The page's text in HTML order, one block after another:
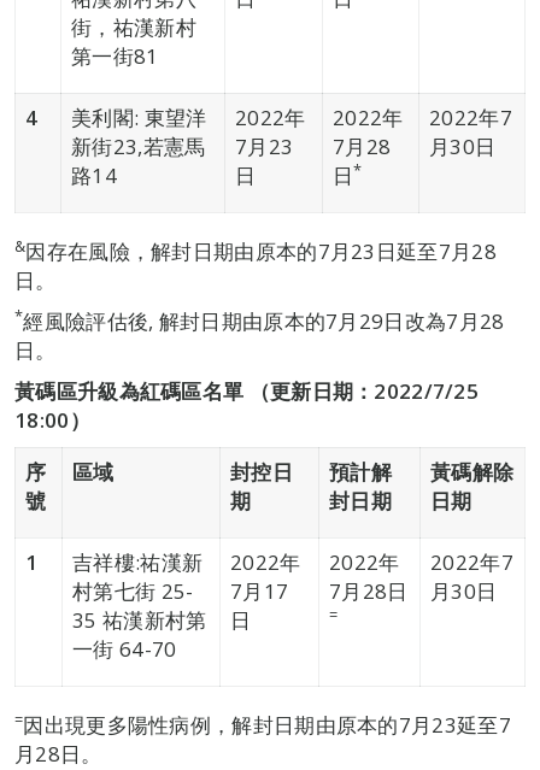
街，祐漢新村
第一街81
4
美利閣: 東望洋
新街23,若憲馬
路14
2022年
7月23
日
2022年
7月28
日*
2022年7
月30日
&因存在風險，解封日期由原本的7月23日延至7月28
日。
*經風險評估後, 解封日期由原本的7月29日改為7月28
日。
黃碼區升級為紅碼區名單 （更新日期：2022/7/25
18:00）
序
號
區域
封控日
期
預計解
封日期
黃碼解除
日期
1
吉祥樓:祐漢新
村第七街 25-
35 祐漢新村第
一街 64-70
2022年
7月17
日
2022年
7月28日
=
2022年7
月30日
=因出現更多陽性病例，解封日期由原本的7月23延至7
月28日。